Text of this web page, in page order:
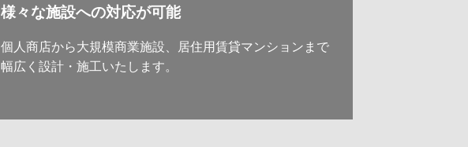
様々な施設への対応が可能
個人商店から大規模商業施設、居住用賃貸マンションまで
幅広く設計・施工いたします。